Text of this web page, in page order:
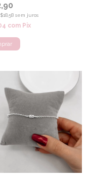
sem juros
com Pix